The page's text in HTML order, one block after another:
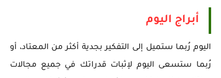
أبراج اليوم
اليوم رُبما ستميل إلى التفكير بجدية أكثر من المعتاد، أو
رُبما ستسعى اليوم لإثبات قدراتك في جميع مجالات